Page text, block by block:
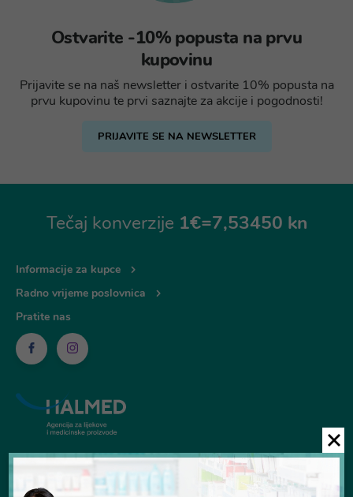
Ostvarite -10% popusta na prvu
kupovinu
Prijavite se na naš newsletter i ostvarite 10% popusta na
prvu kupovinu te prvi saznajte za akcije i pogodnosti!
PRIJAVITE SE NA NEWSLETTER
Tečaj konverzije 1€=7,53450 kn
Informacije za kupce
Radno vrijeme poslovnica
Pratite nas